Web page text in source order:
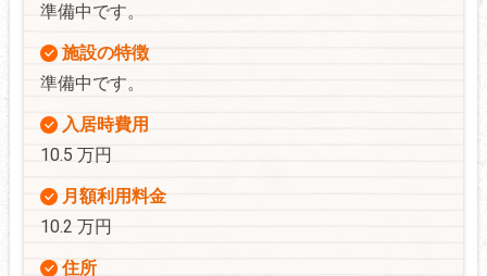
準備中です。
施設の特徴
準備中です。
入居時費用
10.5 万円
月額利用料金
10.2 万円
住所